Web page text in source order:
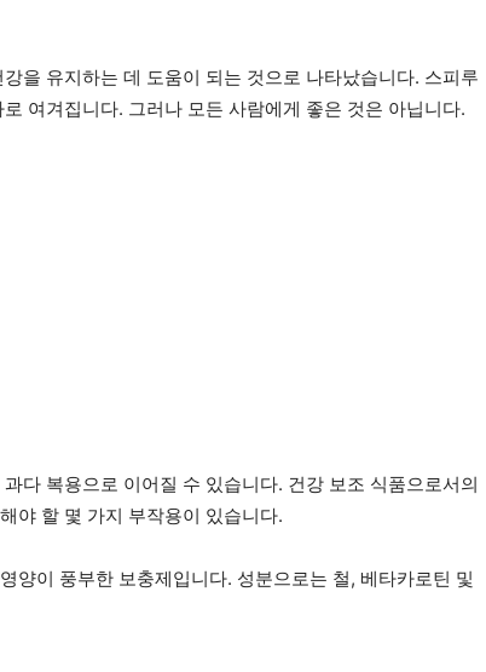
을 유지하는 데 도움이 되는 것으로 나타났습니다. 스피루
여겨집니다. 그러나 모든 사람에게 좋은 것은 아닙니다.
다 복용으로 이어질 수 있습니다. 건강 보조 식품으로서의
야 할 몇 가지 부작용이 있습니다.
양이 풍부한 보충제입니다. 성분으로는 철, 베타카로틴 및